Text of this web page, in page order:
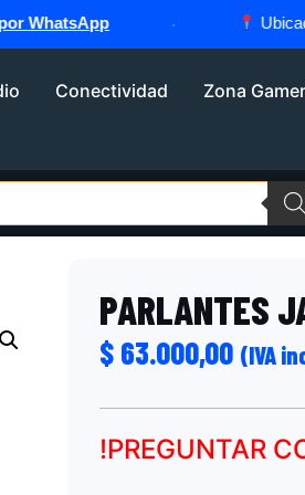
Ubicados
Conectividad Zona Gamer
PARLANTES
$ 63.000,00 (IVA
!PREGUNTAR